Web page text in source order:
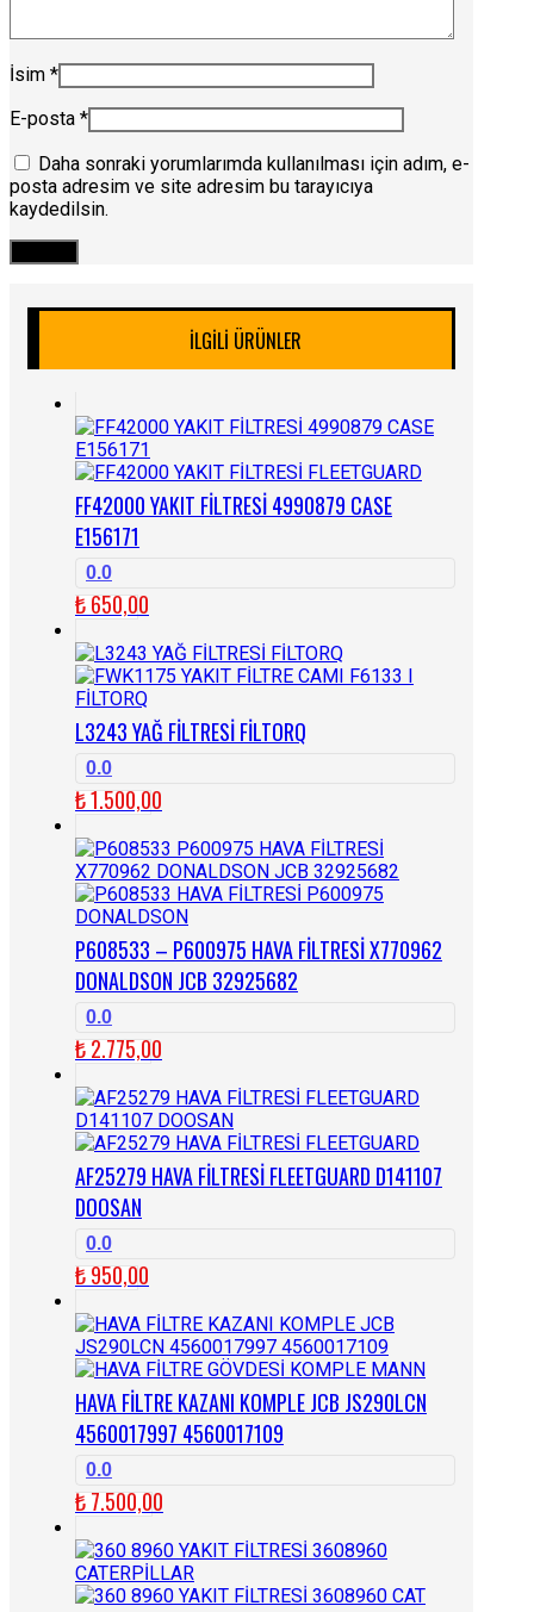
İsim *
E-posta *
Daha sonraki yorumlarımda kullanılması için adım, e-
posta adresim ve site adresim bu tarayıcıya
kaydedilsin.
İLGILI ÜRÜNLER
FF42000 YAKIT FİLTRESİ 4990879 CASE
E156171
0.0
₺650,00
L3243 YAĞ FİLTRESİ FİLTORQ
0.0
₺1.500,00
P608533 – P600975 HAVA FİLTRESİ X770962
DONALDSON JCB 32925682
0.0
₺2.775,00
AF25279 HAVA FİLTRESİ FLEETGUARD D141107
DOOSAN
0.0
₺950,00
HAVA FİLTRE KAZANI KOMPLE JCB JS290LCN
4560017997 4560017109
0.0
₺7.500,00